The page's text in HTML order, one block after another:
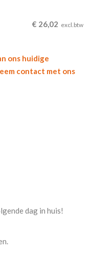
€ 26,02 excl.btw
ons huidige
contact met ons
dag in huis!